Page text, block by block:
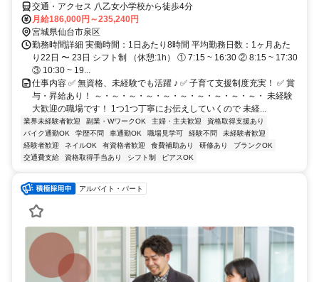
交通・アクセス 八乙女小学校から徒歩4分
月給186,000円～235,240円
宮城県仙台市泉区
勤務時間詳細 実働時間：1日あたり8時間 平均勤務日数：1ヶ月あた
り22日 〜 23日 シフト制 （休憩:1h） ① 7:15 ~ 16:30 ② 8:15 ~ 17:30
③ 10:30 ~ 19...
仕事内容 ✅ 無資格、未経験でも活躍 ♪ ✅ 子育て支援制度充実！ ✅ 賞
与・昇給あり！ ～・～・～・～・～・～・～・～・～・～・ 未経験
大歓迎の職場です！ 1つ1つ丁寧にお伝えしていくので 未経...
業界未経験者歓迎 副業・WワークOK 主婦・主夫歓迎
資格取得支援あり
バイク通勤OK
学歴不問 車通勤OK 職場見学可 経験不問
未経験者歓迎
経験者歓迎
ネイルOK 有資格者歓迎 食費補助あり 研修あり
ブランクOK
交通費支給
資格取得手当あり シフト制 ピアスOK
アルバイト・パート